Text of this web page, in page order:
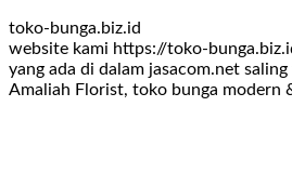
toko-bunga.biz.id
website kami https://toko-
yang ada di dalam jasacom.net
Amaliah Florist, toko bunga modern